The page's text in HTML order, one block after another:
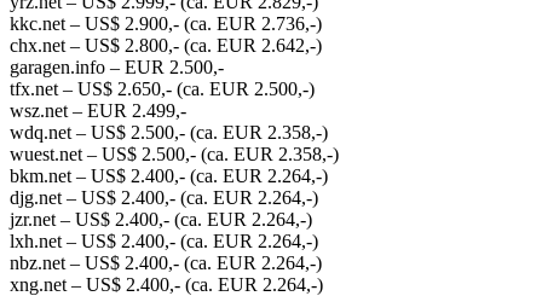
kkc.net – US$ 2.900,- (ca. EUR 2.736,-)
chx.net – US$ 2.800,- (ca. EUR 2.642,-)
garagen.info – EUR 2.500,-
tfx.net – US$ 2.650,- (ca. EUR 2.500,-)
wsz.net – EUR 2.499,-
wdq.net – US$ 2.500,- (ca. EUR 2.358,-)
wuest.net – US$ 2.500,- (ca. EUR 2.358,-)
bkm.net – US$ 2.400,- (ca. EUR 2.264,-)
djg.net – US$ 2.400,- (ca. EUR 2.264,-)
jzr.net – US$ 2.400,- (ca. EUR 2.264,-)
lxh.net – US$ 2.400,- (ca. EUR 2.264,-)
nbz.net – US$ 2.400,- (ca. EUR 2.264,-)
xng.net – US$ 2.400,- (ca. EUR 2.264,-)